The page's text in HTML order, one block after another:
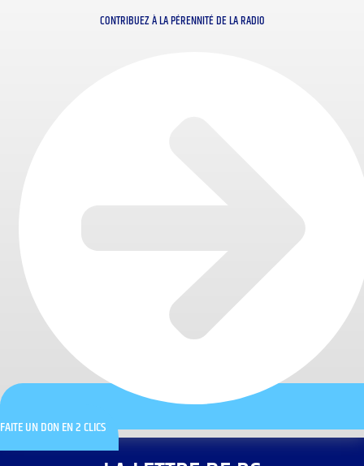
CONTRIBUEZ À LA PÉRENNITÉ DE LA RADIO
FAITE UN DON EN 2 CLICS